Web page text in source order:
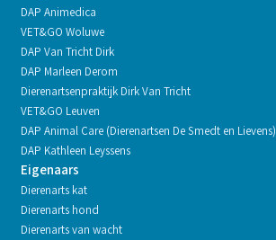
DAP Animedica
VET&GO Woluwe
DAP Van Tricht Dirk
DAP Marleen Derom
Dierenartsenpraktijk Dirk Van Tricht
VET&GO Leuven
DAP Animal Care (Dierenartsen De Smedt en Lievens)
DAP Kathleen Leyssens
Eigenaars
Dierenarts kat
Dierenarts hond
Dierenarts van wacht